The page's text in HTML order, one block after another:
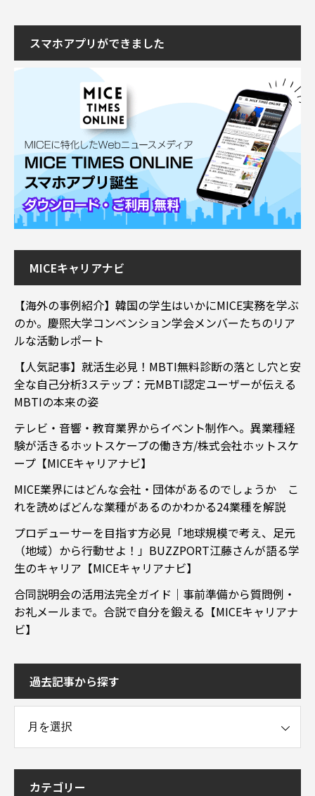
スマホアプリができました
MICEキャリアナビ
【海外の事例紹介】韓国の学生はいかにMICE実務を学ぶ
のか。慶煕大学コンベンション学会メンバーたちのリア
ルな活動レポート
【人気記事】就活生必見！MBTI無料診断の落とし穴と安
全な自己分析3ステップ：元MBTI認定ユーザーが伝える
MBTIの本来の姿
テレビ・音響・教育業界からイベント制作へ。異業種経
験が活きるホットスケープの働き方/株式会社ホットスケ
ープ【MICEキャリアナビ】
MICE業界にはどんな会社・団体があるのでしょうか こ
れを読めばどんな業種があるのかわかる24業種を解説
プロデューサーを目指す方必見「地球規模で考え、足元
（地域）から行動せよ！」BUZZPORT江藤さんが語る学
生のキャリア【MICEキャリアナビ】
合同説明会の活用法完全ガイド｜事前準備から質問例・
お礼メールまで。合説で自分を鍛える【MICEキャリアナ
ビ】
過去記事から探す
カテゴリー